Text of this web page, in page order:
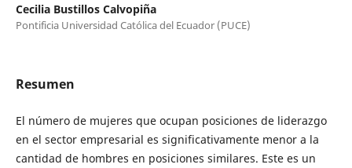
Cecilia Bustillos Calvopiña
Pontificia Universidad Católica del Ecuador (PUCE)
Resumen
El número de mujeres que ocupan posiciones de liderazgo
en el sector empresarial es significativamente menor a la
cantidad de hombres en posiciones similares. Este es un